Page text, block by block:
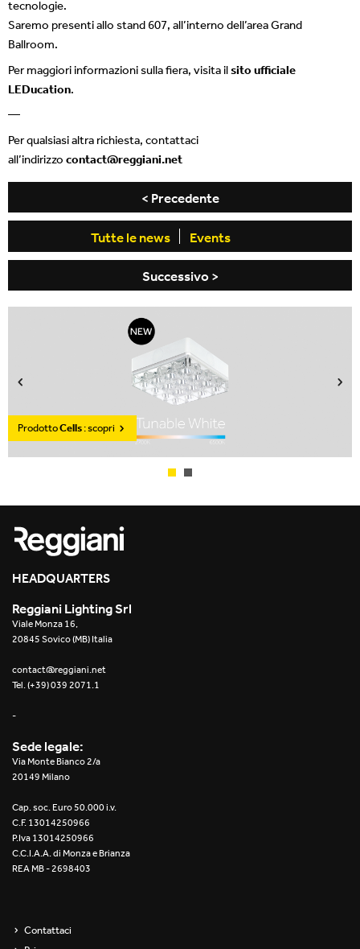
tecnologie.
Saremo presenti allo stand 607, all’interno dell’area Grand
Ballroom.
Per maggiori informazioni sulla fiera, visita il sito ufficiale
LEDucation.
—
Per qualsiasi altra richiesta, contattaci
all’indirizzo contact@reggiani.net
< Precedente
Tutte le news Events
Successivo >
ProdottoCells: scopri
HEADQUARTERS
Reggiani Lighting Srl
Viale Monza 16,
20845 Sovico (MB) Italia
contact@reggiani.net
Tel. (+39) 039 2071.1
-
Sede legale:
Via Monte Bianco 2/a
20149 Milano
Cap. soc. Euro 50.000 i.v.
C.F. 13014250966
P.Iva 13014250966
C.C.I.A.A. di Monza e Brianza
REA MB - 2698403
Contattaci